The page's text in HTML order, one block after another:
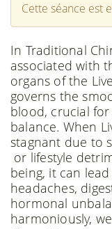
Cette séance est
In Traditional
associated with
organs of the
governs the
blood, crucial
balance. When
stagnant due to
or lifestyle
being, it can
headaches,
hormonal
harmoniously,